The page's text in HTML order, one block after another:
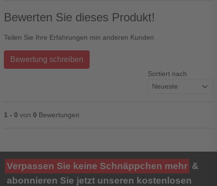
Bewerten Sie dieses Produkt!
Teilen Sie Ihre Erfahrungen min anderen Kunden
Bewertung schreiben
Sortiert nach
1 - 0 von 0 Bewertungen
Ihre Bewertung**
★★★★★
Verpassen Sie keine Schnäppchen mehr &
abonnieren Sie jetzt unseren kostenlosen